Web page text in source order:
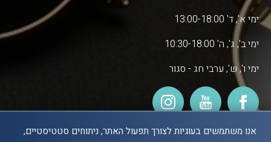
ימי א', ד' 13:00-18:00
ימי ב', ג', ה' 10:30-18:00
ימי ו', ש', ערבי חג - סגור
אנו משתמשים בעוגיות לצורך תפעול האתר, ניתוחים סטטיסטיים,